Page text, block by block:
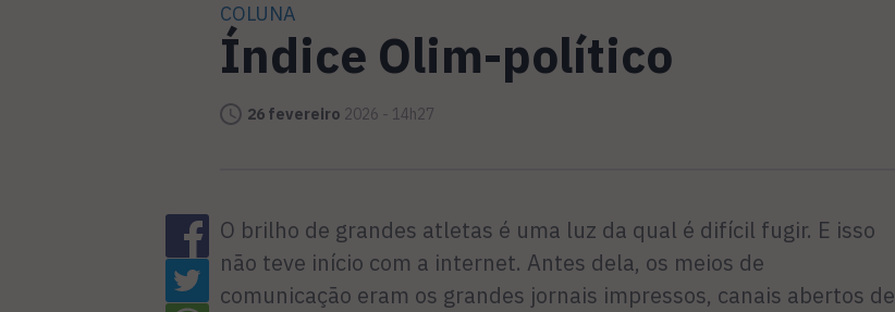
COLUNA
Índice Olim-político
26 fevereiro 2026 - 14h27
O brilho de grandes atletas é uma luz da qual é difícil fugir. E isso
não teve início com a internet. Antes dela, os meios de
comunicação eram os grandes jornais impressos, canais abertos de